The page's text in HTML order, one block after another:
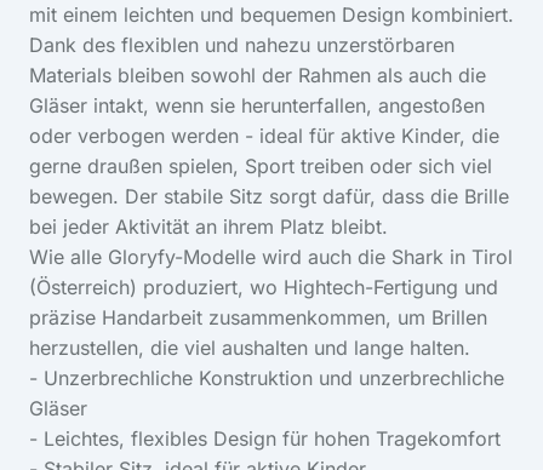
mit einem leichten und bequemen Design kombiniert.
Dank des flexiblen und nahezu unzerstörbaren
Materials bleiben sowohl der Rahmen als auch die
Gläser intakt, wenn sie herunterfallen, angestoßen
oder verbogen werden - ideal für aktive Kinder, die
gerne draußen spielen, Sport treiben oder sich viel
bewegen. Der stabile Sitz sorgt dafür, dass die Brille
bei jeder Aktivität an ihrem Platz bleibt.
Wie alle Gloryfy-Modelle wird auch die Shark in Tirol
(Österreich) produziert, wo Hightech-Fertigung und
präzise Handarbeit zusammenkommen, um Brillen
herzustellen, die viel aushalten und lange halten.
- Unzerbrechliche Konstruktion und unzerbrechliche
Gläser
- Leichtes, flexibles Design für hohen Tragekomfort